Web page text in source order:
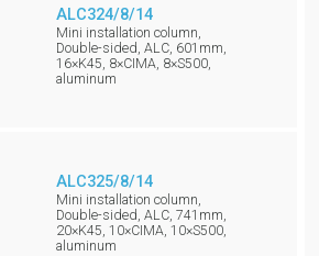
ALC324/8/14
Mini installation column,
Double-sided, ALC, 601mm,
16×K45, 8×CIMA, 8×S500,
aluminum
ALC325/8/14
Mini installation column,
Double-sided, ALC, 741mm,
20×K45, 10×CIMA, 10×S500,
aluminum